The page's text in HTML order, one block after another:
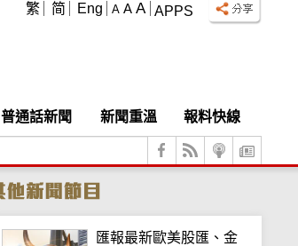
APPS
A A A
繁 简 Eng
普通話新聞 新聞重溫
報料快線
匯報最新歐美股匯、金